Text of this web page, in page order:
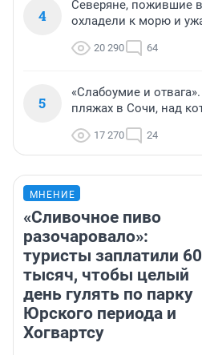
4
Северяне, пожившие
охладели к морю и
20 290 64
5
«Слабоумие и
пляжах в Сочи, над
17 270 24
МНЕНИЕ
«Сливочное пиво
разочаровало»:
туристы заплатили 60
тысяч, чтобы целый
день гулять по парку
Юрского периода и
Хогвартсу